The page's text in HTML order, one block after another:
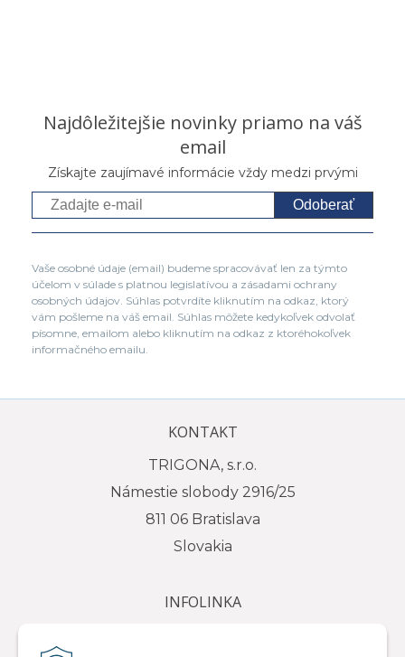
Najdôležitejšie novinky priamo na váš
email
Získajte zaujímavé informácie vždy medzi prvými
Odoberať
Vaše osobné údaje (email) budeme spracovávať len za týmto
účelom v súlade s platnou legislatívou a zásadami ochrany
osobných údajov. Súhlas potvrdíte kliknutím na odkaz, ktorý
vám pošleme na váš email. Súhlas môžete kedykoľvek odvolať
písomne, emailom alebo kliknutím na odkaz z ktoréhokoľvek
informačného emailu.
KONTAKT
TRIGONA, s.r.o.
Námestie slobody 2916/25
811 06 Bratislava
Slovakia
INFOLINKA